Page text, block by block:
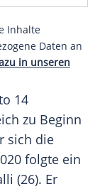
Inhalte
Daten an
in unseren
14
zu Beginn
sich die
folgte ein
(26). Er